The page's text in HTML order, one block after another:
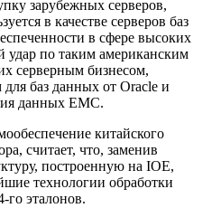
зарубежных серверов,
в качестве серверов баз
в сфере высоких
удар по таким американским
серверным бизнесом,
баз данных от Oracle и
данных EMC.
китайского
считает, что, заменив
построенную на IOE,
технологии обработки
го эталонов.